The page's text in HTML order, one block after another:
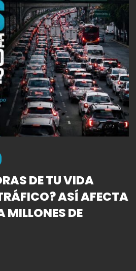
DE TU VIDA
ASÍ AFECTA
MILLONES DE